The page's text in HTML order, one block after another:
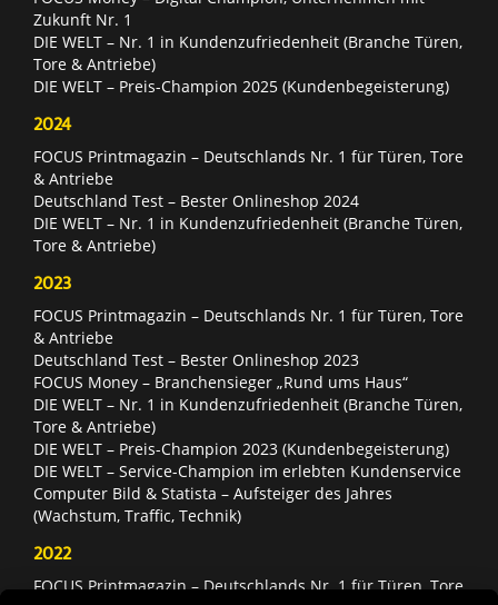
Zukunft Nr. 1
DIE WELT – Nr. 1 in Kundenzufriedenheit (Branche Türen,
Tore & Antriebe)
DIE WELT – Preis-Champion 2025 (Kundenbegeisterung)
2024
FOCUS Printmagazin – Deutschlands Nr. 1 für Türen, Tore
& Antriebe
Deutschland Test – Bester Onlineshop 2024
DIE WELT – Nr. 1 in Kundenzufriedenheit (Branche Türen,
Tore & Antriebe)
2023
FOCUS Printmagazin – Deutschlands Nr. 1 für Türen, Tore
& Antriebe
Deutschland Test – Bester Onlineshop 2023
FOCUS Money – Branchensieger „Rund ums Haus“
DIE WELT – Nr. 1 in Kundenzufriedenheit (Branche Türen,
Tore & Antriebe)
DIE WELT – Preis-Champion 2023 (Kundenbegeisterung)
DIE WELT – Service-Champion im erlebten Kundenservice
Computer Bild & Statista – Aufsteiger des Jahres
(Wachstum, Traffic, Technik)
2022
FOCUS Printmagazin – Deutschlands Nr. 1 für Türen, Tore